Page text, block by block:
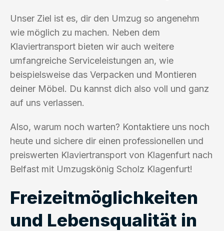
Unser Ziel ist es, dir den Umzug so angenehm
wie möglich zu machen. Neben dem
Klaviertransport bieten wir auch weitere
umfangreiche Serviceleistungen an, wie
beispielsweise das Verpacken und Montieren
deiner Möbel. Du kannst dich also voll und ganz
auf uns verlassen.
Also, warum noch warten? Kontaktiere uns noch
heute und sichere dir einen professionellen und
preiswerten Klaviertransport von Klagenfurt nach
Belfast mit Umzugskönig Scholz Klagenfurt!
Freizeitmöglichkeiten
und Lebensqualität in